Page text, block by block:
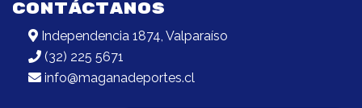
CONTÁCTANOS
Independencia 1874, Valparaíso
(32) 225 5671
info@maganadeportes.cl